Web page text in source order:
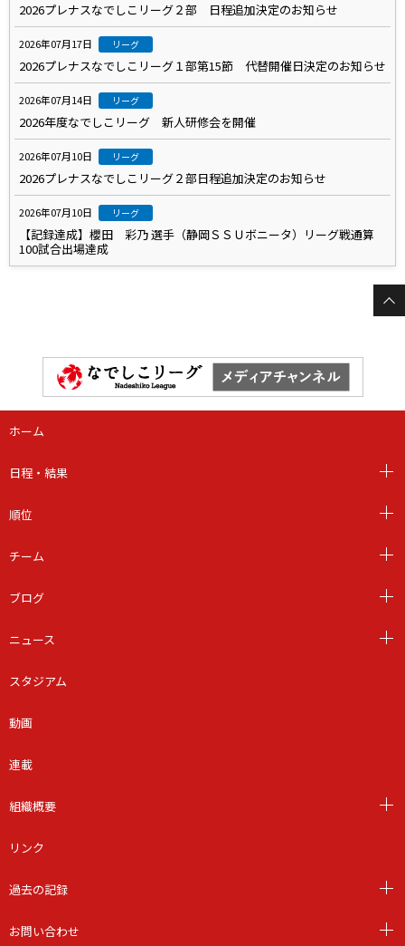
2026プレナスなでしこリーグ２部 日程追加決定のお知らせ
2026年07月17日 リーグ
2026プレナスなでしこリーグ１部第15節 代替開催日決定のお知らせ
2026年07月14日 リーグ
2026年度なでしこリーグ 新人研修会を開催
2026年07月10日 リーグ
2026プレナスなでしこリーグ２部日程追加決定のお知らせ
2026年07月10日 リーグ
【記録達成】櫻田 彩乃 選手（静岡ＳＳＵボニータ）リーグ戦通算
100試合出場達成
ホーム
日程・結果
順位
チーム
ブログ
ニュース
スタジアム
動画
連載
組織概要
リンク
過去の記録
お問い合わせ